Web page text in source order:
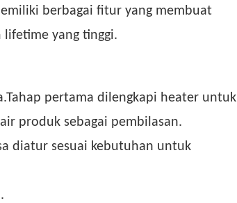
berbagai fitur yang membuat
yang tinggi.
pertama dilengkapi heater untuk
produk sebagai pembilasan.
diatur sesuai kebutuhan untuk